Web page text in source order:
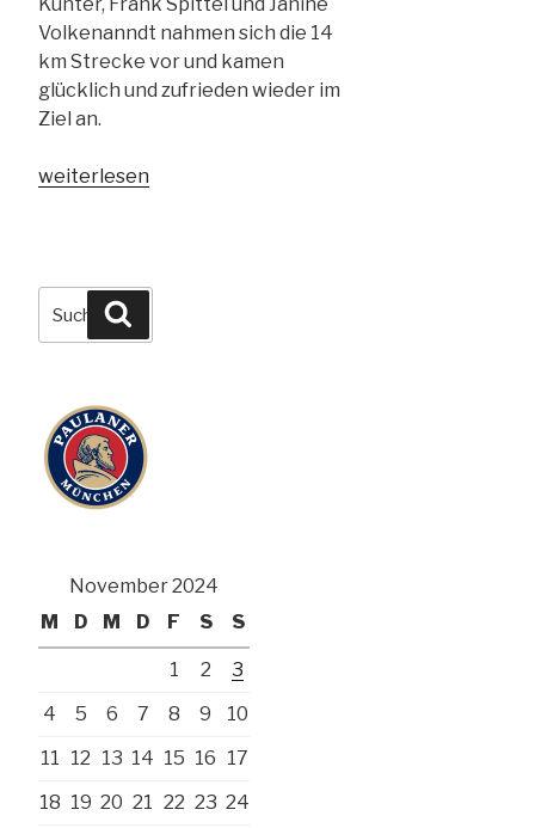
Kunter, Frank Spittel und Janine
Volkenanndt nahmen sich die 14
km Strecke vor und kamen
glücklich und zufrieden wieder im
Ziel an.
„03.11.2024
weiterlesen
Suchen
nach:
November 2024
M
D M D F S S
1 2
3
4
5 6 7 8 9
10
11 12 13 14 15 16 17
18 19 20 21 22 23 24